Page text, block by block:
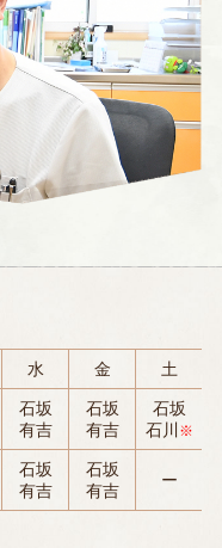
水 金 土
石坂
有吉
石坂
有吉
石坂
石川 ※
石坂
有吉
石坂
有吉
ー